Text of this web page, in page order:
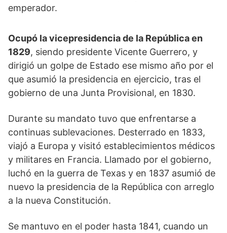
emperador.
Ocupó la vicepresidencia de la República en
1829, siendo presidente Vicente Guerrero, y
dirigió un golpe de Estado ese mismo año por el
que asumió la presidencia en ejercicio, tras el
gobierno de una Junta Provisional, en 1830.
Durante su mandato tuvo que enfrentarse a
continuas sublevaciones. Desterrado en 1833,
viajó a Europa y visitó establecimientos médicos
y militares en Francia. Llamado por el gobierno,
luchó en la guerra de Texas y en 1837 asumió de
nuevo la presidencia de la República con arreglo
a la nueva Constitución.
Se mantuvo en el poder hasta 1841, cuando un